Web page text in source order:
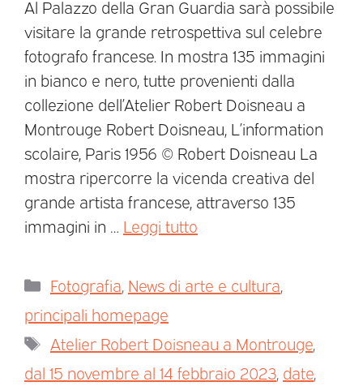
Al Palazzo della Gran Guardia sarà possibile
visitare la grande retrospettiva sul celebre
fotografo francese. In mostra 135 immagini
in bianco e nero, tutte provenienti dalla
collezione dell’Atelier Robert Doisneau a
Montrouge Robert Doisneau, L’information
scolaire, Paris 1956 © Robert Doisneau La
mostra ripercorre la vicenda creativa del
grande artista francese, attraverso 135
immagini in … Leggi tutto
Fotografia News di arte e cultura
principali homepage
Atelier Robert Doisneau a Montrouge
dal 15 novembre al 14 febbraio 2023 date